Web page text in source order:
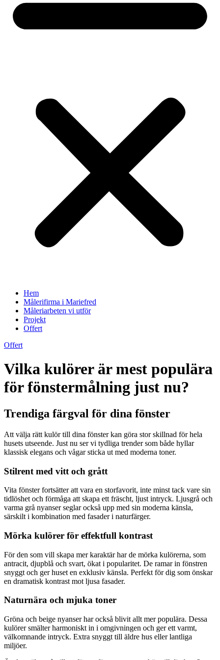
Hem
Målerifirma i Mariefred
Måleriarbeten vi utför
Projekt
Offert
Offert
Vilka kulörer är mest populära
för fönstermålning just nu?
Trendiga färgval för dina fönster
Att välja rätt kulör till dina fönster kan göra stor skillnad för hela
husets utseende. Just nu ser vi tydliga trender som både hyllar
klassisk elegans och vågar sticka ut med moderna toner.
Stilrent med vitt och grått
Vita fönster fortsätter att vara en storfavorit, inte minst tack vare sin
tidlöshet och förmåga att skapa ett fräscht, ljust intryck. Ljusgrå och
varma grå nyanser seglar också upp med sin moderna känsla,
särskilt i kombination med fasader i naturfärger.
Mörka kulörer för effektfull kontrast
För den som vill skapa mer karaktär har de mörka kulörerna, som
antracit, djupblå och svart, ökat i popularitet. De ramar in fönstren
snyggt och ger huset en exklusiv känsla. Perfekt för dig som önskar
en dramatisk kontrast mot ljusa fasader.
Naturnära och mjuka toner
Gröna och beige nyanser har också blivit allt mer populära. Dessa
kulörer smälter harmoniskt in i omgivningen och ger ett varmt,
välkomnande intryck. Extra snyggt till äldre hus eller lantliga
miljöer.